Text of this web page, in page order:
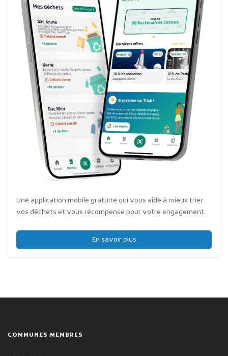
Une application mobile gratuite qui vous aide à mieux trier
vos déchets et vous récompense pour votre engagement.
En savoir plus
COMMUNES MEMBRES